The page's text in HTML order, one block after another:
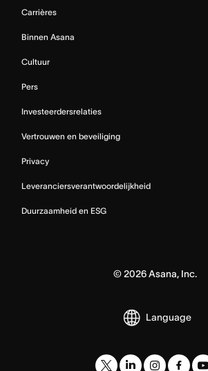
Carrières
Binnen Asana
Cultuur
Pers
Investeerdersrelaties
Vertrouwen en beveiliging
Privacy
Leveranciersverantwoordelijkheid
Duurzaamheid en ESG
©2026Asana, Inc.
Language